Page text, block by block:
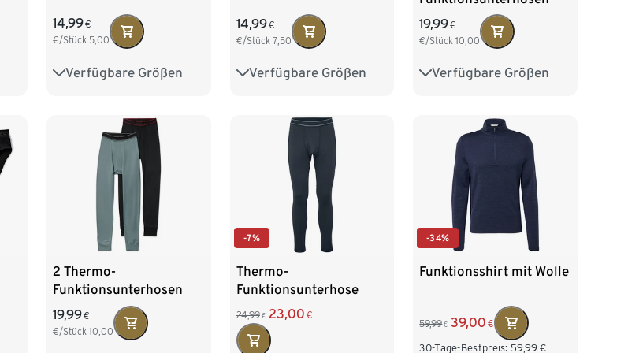
14,99€
€/Stück 5,00
Verfügbare Größen
S/4 M/5 L/6
14,99€
€/Stück 7,50
Verfügbare Größen
S/4 M/5 L/6
19,99€
€/Stück10,00
Verfügbare Größen
S 44/46 M 48/50
2 Thermo-
Funktionsunterhosen
19,99€
€/Stück10,00
-7%
Thermo-
Funktionsunterhose
24,99 € 23,00 €
-34%
Funktionsshirt mit Wolle
59,99 € 39,00 €
30-Tage-Bestpreis: 59,99 €